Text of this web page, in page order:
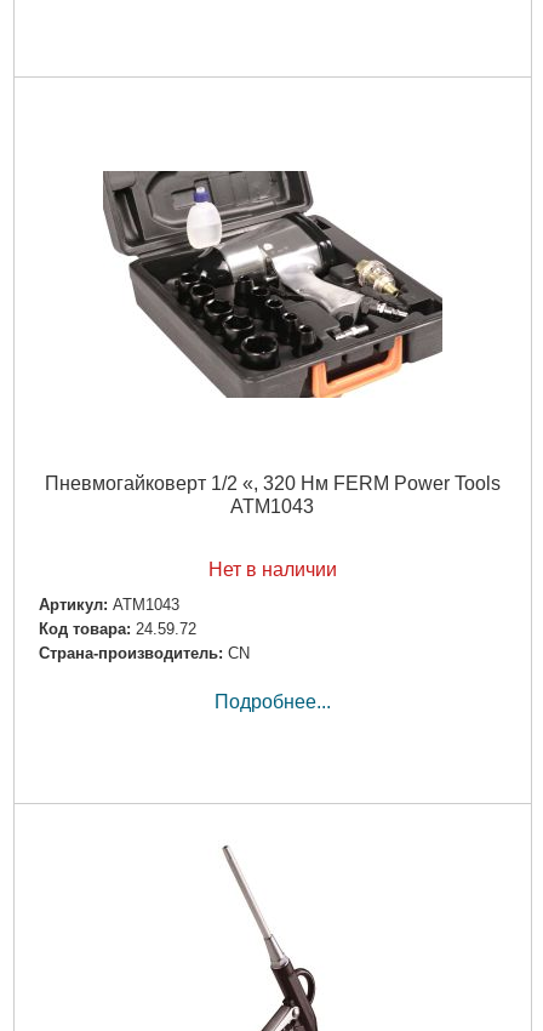
Пневмогайковерт 1/2 «, 320 Нм FERM Power Tools
ATM1043
Нет в наличии
Артикул: ATM1043
Код товара: 24.59.72
Страна-производитель: CN
Подробнее...